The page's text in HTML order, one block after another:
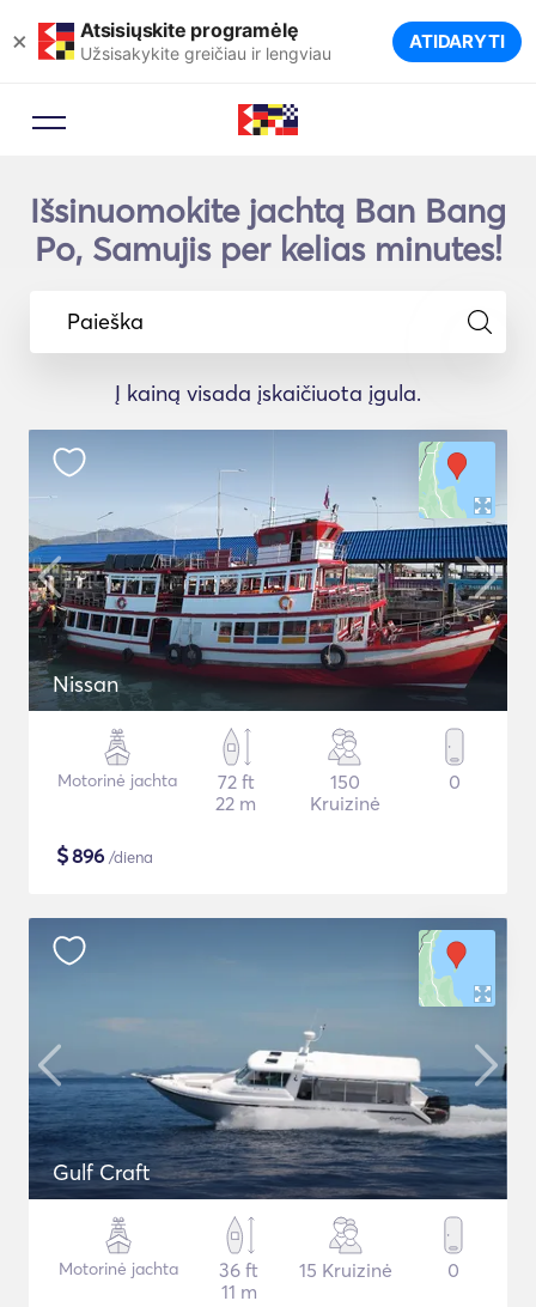
× Atsisiųskite programėlę
Užsisakykite greičiau ir lengviau ATIDARYTI
Išsinuomokite jachtą Ban Bang
Po, Samujis per kelias minutes!
Paieška
Į kainą visada įskaičiuota įgula.
Nissan
Motorinė jachta
72 ft
22 m
150
Kruizinė
0
$896 /diena
Gulf Craft
Motorinė jachta
36 ft
11 m
15 Kruizinė 0